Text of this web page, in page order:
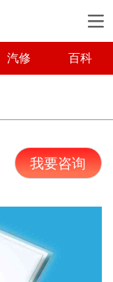
汽修 百科
我要咨询